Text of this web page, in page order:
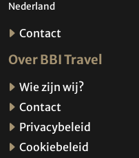
Nederland
Contact
Over BBI Travel
Wie zijn wij?
Contact
Privacybeleid
Cookiebeleid